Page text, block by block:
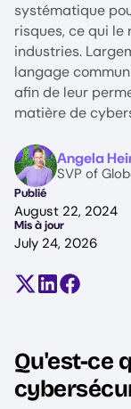
systématique
risques, ce qui
industries.
langage
afin de leur
matière de
ImageAngela
SVP of
Publié
August 22, 2024
Mis à jour
July 24, 2026
Partager sur X
Partager sur
Partager
Qu'est-ce